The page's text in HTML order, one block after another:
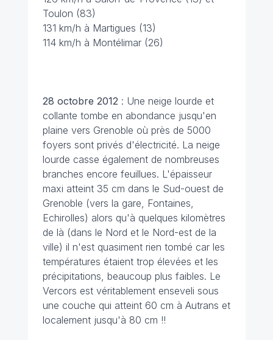
Toulon (83)
131 km/h à Martigues (13)
114 km/h à Montélimar (26)
28 octobre 2012 : Une neige lourde et
collante tombe en abondance jusqu'en
plaine vers Grenoble où près de 5000
foyers sont privés d'électricité. La neige
lourde casse également de nombreuses
branches encore feuillues. L'épaisseur
maxi atteint 35 cm dans le Sud-ouest de
Grenoble (vers la gare, Fontaines,
Echirolles) alors qu'à quelques kilomètres
de là (dans le Nord et le Nord-est de la
ville) il n'est quasiment rien tombé car les
températures étaient trop élevées et les
précipitations, beaucoup plus faibles. Le
Vercors est véritablement enseveli sous
une couche qui atteint 60 cm à Autrans et
localement jusqu'à 80 cm !!